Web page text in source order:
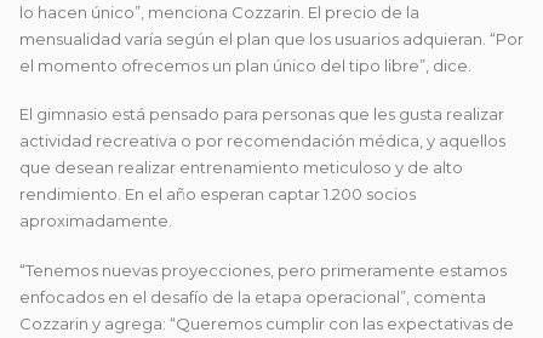
lo hacen único”, menciona Cozzarin. El precio de la
mensualidad varía según el plan que los usuarios adquieran. “Por
el momento ofrecemos un plan único del tipo libre”, dice.
El gimnasio está pensado para personas que les gusta realizar
actividad recreativa o por recomendación médica, y aquellos
que desean realizar entrenamiento meticuloso y de alto
rendimiento. En el año esperan captar 1.200 socios
aproximadamente.
“Tenemos nuevas proyecciones, pero primeramente estamos
enfocados en el desafío de la etapa operacional”, comenta
Cozzarin y agrega: “Queremos cumplir con las expectativas de